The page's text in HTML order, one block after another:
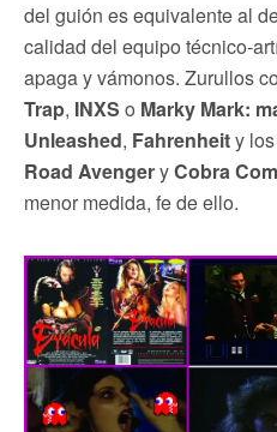
del guión es equivalente al
calidad del equipo técnico-
apaga y vámonos. Zurullos
Trap, INXS o Marky Mark:
Unleashed, Fahrenheity
Road AvengeryCobra
menor medida, fe de ello.